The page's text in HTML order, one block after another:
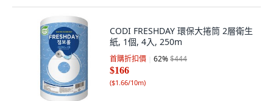
CODI FRESHDAY 環保大捲筒 2層衛生
紙, 1個, 4入, 250m
首購折扣價 62%$444
$166
($1.66/10m)